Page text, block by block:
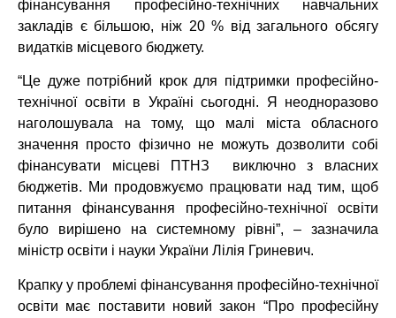
фінансування професійно-технічних навчальних
закладів є більшою, ніж 20 % від загального обсягу
видатків місцевого бюджету.
“Це дуже потрібний крок для підтримки професійно-
технічної освіти в Україні сьогодні. Я неодноразово
наголошувала на тому, що малі міста обласного
значення просто фізично не можуть дозволити собі
фінансувати місцеві ПТНЗ виключно з власних
бюджетів. Ми продовжуємо працювати над тим, щоб
питання фінансування професійно-технічної освіти
було вирішено на системному рівні”, – зазначила
міністр освіти і науки України Лілія Гриневич.
Крапку у проблемі фінансування професійно-технічної
освіти має поставити новий закон “Про професійну